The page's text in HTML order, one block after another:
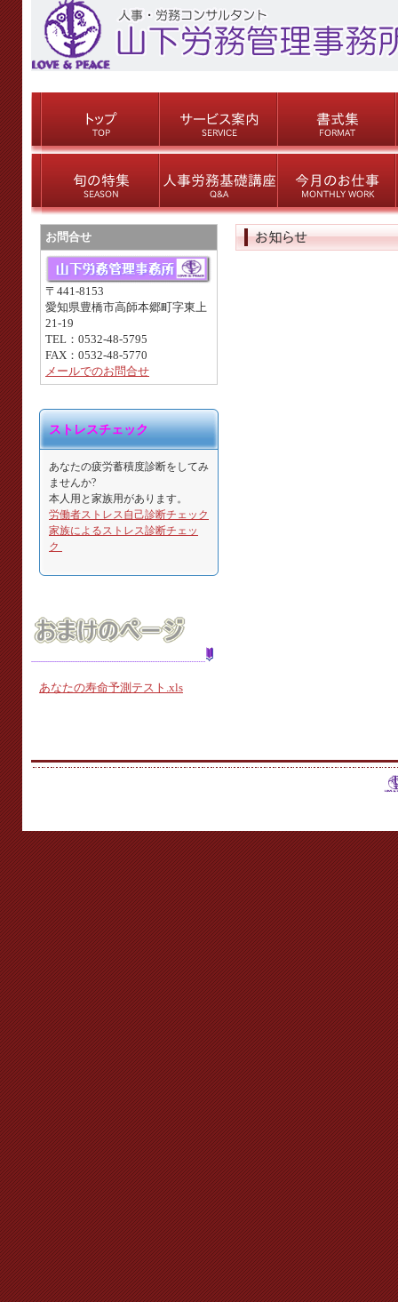
お問合せ
〒441-8153
愛知県豊橋市高師本郷町字東上
21-19
TEL：0532-48-5795
FAX：0532-48-5770
メールでのお問合せ
ストレスチェック
あなたの疲労蓄積度診断をしてみ
ませんか?
本人用と家族用があります。
労働者ストレス自己診断チェック
家族によるストレス診断チェッ
ク
あなたの寿命予測テスト.xls